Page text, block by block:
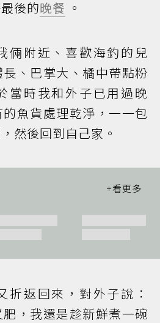
後的晚餐 。
倆附近、喜歡海釣的兒
、巴掌大、橘中帶點粉
當時我和外子已用過晚
魚貨處理乾淨，一一包
然後回到自己家。
折返回來，對外子說：
肥，我還是趁新鮮煮一碗